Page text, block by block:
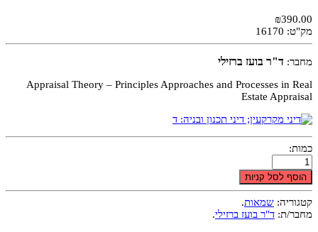
₪390.00
מק"ט: 16170
מחבר: ד"ר בועז ברזילי
Appraisal Theory – Principles Approaches and Processes in Real
Estate Appraisal
כמות:
הוסף לסל קניות
קטגוריה: שמאות.
מחבר/ת: ד"ר בועז ברזילי.